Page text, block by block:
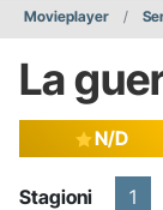
Movieplayer
La
N/D
Stagioni 1